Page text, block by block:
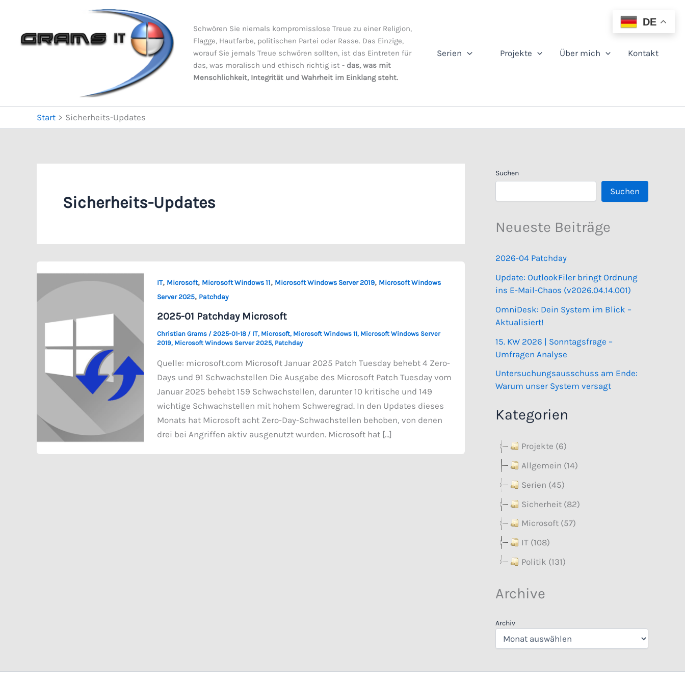
springen
Schwören Sie niemals kompromisslose Treue zu einer Religion,
Flagge, Hautfarbe, politischen Partei oder Rasse. Das Einzige,
worauf Sie jemals Treue schwören sollten, ist das Eintreten für
das, was moralisch und ethisch richtig ist - das, was mit
Menschlichkeit, Integrität und Wahrheit im Einklang steht.
Serien Projekte Über mich Kontakt
Start Sicherheits-Updates
Sicherheits-Updates
IT, Microsoft, Microsoft Windows 11, Microsoft Windows Server 2019, Microsoft Windows
Server 2025, Patchday
2025-01 Patchday Microsoft
Christian Grams / 2025-01-18 / IT, Microsoft, Microsoft Windows 11, Microsoft Windows Server
2019, Microsoft Windows Server 2025, Patchday
Quelle: microsoft.com Microsoft Januar 2025 Patch Tuesday behebt 4 Zero-
Days und 91 Schwachstellen Die Ausgabe des Microsoft Patch Tuesday vom
Januar 2025 behebt 159 Schwachstellen, darunter 10 kritische und 149
wichtige Schwachstellen mit hohem Schweregrad. In den Updates dieses
Monats hat Microsoft acht Zero-Day-Schwachstellen behoben, von denen
drei bei Angriffen aktiv ausgenutzt wurden. Microsoft hat […]
Suchen
Suchen
Neueste Beiträge
2026-04 Patchday
Update: OutlookFiler bringt Ordnung
ins E-Mail-Chaos (v2026.04.14.001)
OmniDesk: Dein System im Blick –
Aktualisiert!
15. KW 2026 | Sonntagsfrage –
Umfragen Analyse
Untersuchungsausschuss am Ende:
Warum unser System versagt
Kategorien
Projekte (6)
Allgemein (14)
Serien (45)
Sicherheit (82)
Microsoft (57)
IT (108)
Politik (131)
Archive
Archiv
DE